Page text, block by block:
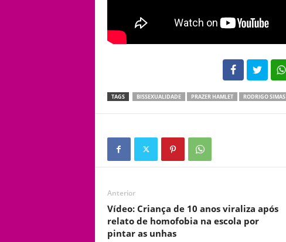
102 35
TAGS BISSEXUALIDADE PRAZER HAMLET RODRIGO SIMAS
Anterior
Vídeo: Criança de 10 anos viraliza após
relato de homofobia na escola por
pintar as unhas